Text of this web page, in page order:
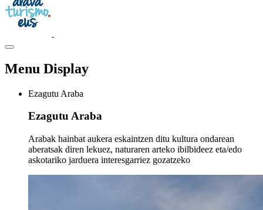
Menu Display
Ezagutu Araba
Ezagutu Araba
Arabak hainbat aukera eskaintzen ditu kultura ondarean
aberatsak diren lekuez, naturaren arteko ibilbideez eta/edo
askotariko jarduera interesgarriez gozatzeko